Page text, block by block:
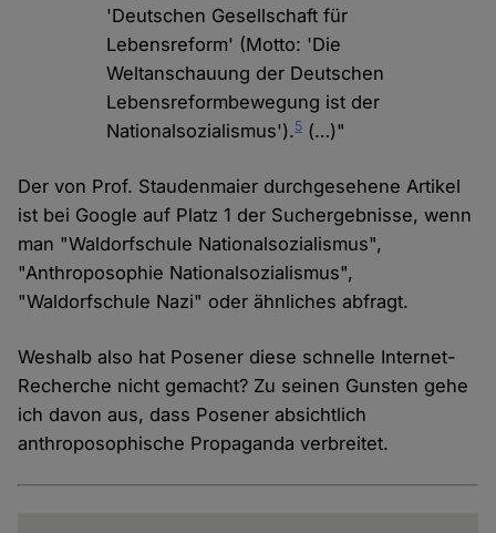
'Deutschen Gesellschaft für
Lebensreform' (Motto: 'Die
Weltanschauung der Deutschen
Lebensreformbewegung ist der
Nationalsozialismus').5 (…)"
Der von Prof. Staudenmaier durchgesehene Artikel
ist bei Google auf Platz 1 der Suchergebnisse, wenn
man "Waldorfschule Nationalsozialismus",
"Anthroposophie Nationalsozialismus",
"Waldorfschule Nazi" oder ähnliches abfragt.
Weshalb also hat Posener diese schnelle Internet-
Recherche nicht gemacht? Zu seinen Gunsten gehe
ich davon aus, dass Posener absichtlich
anthroposophische Propaganda verbreitet.